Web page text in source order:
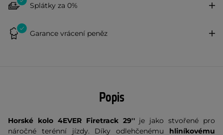
Splátky za 0%
Garance vrácení peněz
Popis
Horské kolo 4EVER Firetrack 29''je jako stvořené pro
náročné terénní jízdy. Díky odlehčenému hliníkovému